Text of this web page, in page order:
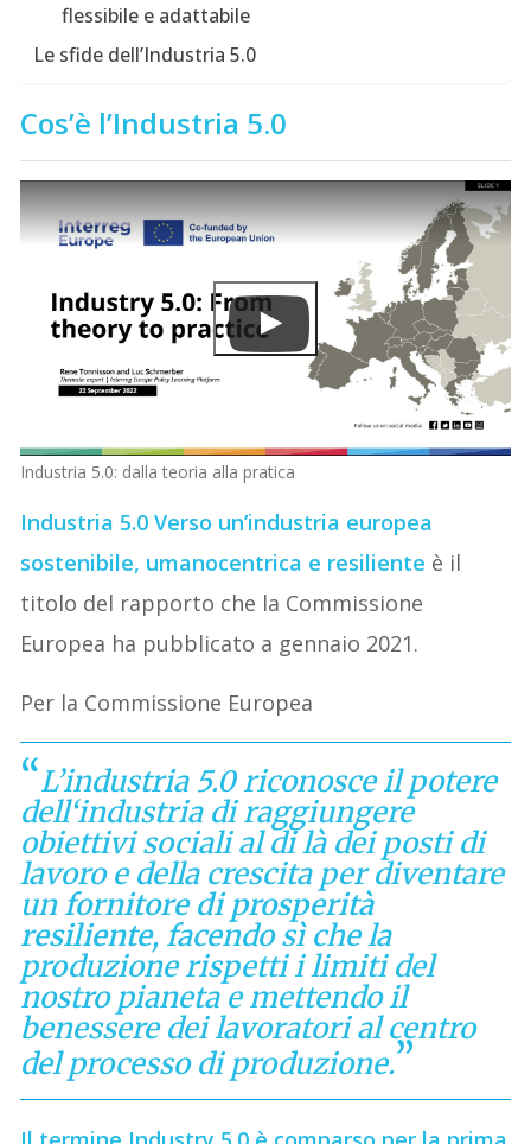
flessibile e adattabile
Le sfide dell’Industria 5.0
Cos’è l’Industria 5.0
Industria 5.0: dalla teoria alla pratica
Industria 5.0 Verso un’industria europea
sostenibile, umanocentrica e resiliente è il
titolo del rapporto che la Commissione
Europea ha pubblicato a gennaio 2021.
Per la Commissione Europea
L’industria 5.0 riconosce il potere
dell‘industria di raggiungere
obiettivi sociali al di là dei posti di
lavoro e della crescita per diventare
unfornitore di prosperità
resiliente, facendo sì che la
produzione rispetti i limiti del
nostro pianeta e mettendo il
benessere dei lavoratori al centro
del processo di produzione.